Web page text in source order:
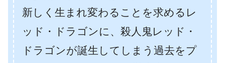
新しく生まれ変わることを求めるレ
ッド・ドラゴンに、殺人鬼レッド・
ドラゴンが誕生してしまう過去をプ